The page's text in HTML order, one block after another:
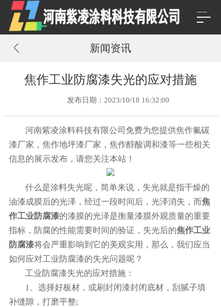
新闻资讯
焦作工业防腐漆失光的应对措施
发布日期：2023/10/18 16:32:00
河南紫凌涂料科技有限公司免费为您提供焦作氟碳
漆厂家 ，焦作地坪漆厂家，焦作醇酸调和漆等一些相关
信息的展示发布，请您关注本站！
什么是涂料失光呢，简单来说，失光就是指干燥的
油漆成膜后的光泽，经过一段时间后，光泽消失，而焦
作工业防腐漆的漆膜的光泽是衡量漆膜外观质量的重要
指标，防腐的性能需要时间的验证，失光后的焦作工业
防腐漆将会严重影响到它的美观实用，那么，我们应当
如何应对工业防腐漆的失光问题呢？
工业防腐漆失光的应对措施：
1、选择好板材，或刷封闭漆封闭底材，刮腻子填
补缝隙，打磨平整;